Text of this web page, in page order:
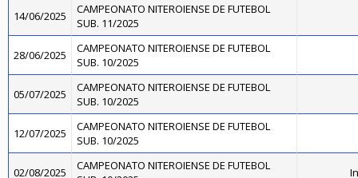
14/06/2025
CAMPEONATO NITEROIENSE DE FUTEBOL
SUB. 11/2025
28/06/2025
CAMPEONATO NITEROIENSE DE FUTEBOL
SUB. 10/2025
05/07/2025
CAMPEONATO NITEROIENSE DE FUTEBOL
SUB. 10/2025
12/07/2025
CAMPEONATO NITEROIENSE DE FUTEBOL
SUB. 10/2025
02/08/2025
CAMPEONATO NITEROIENSE DE FUTEBOL